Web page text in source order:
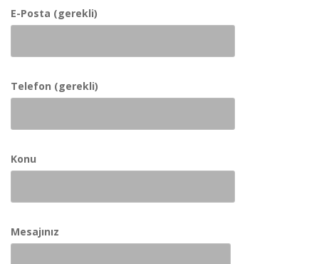
E-Posta (gerekli)
Telefon (gerekli)
Konu
Mesajınız